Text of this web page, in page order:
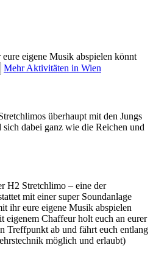
eigene Musik abspielen könnt
Mehr Aktivitäten in Wien
überhaupt mit den Jungs
dabei ganz wie die Reichen und
H2 Stretchlimo – eine der
mit einer super Soundanlage
ihr eure eigene Musik abspielen
eigenem Chaffeur holt euch an eurer
Treffpunkt ab und fährt euch entlang
möglich und erlaubt)